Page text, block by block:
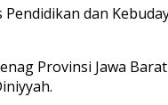
dan
Provinsi Jawa